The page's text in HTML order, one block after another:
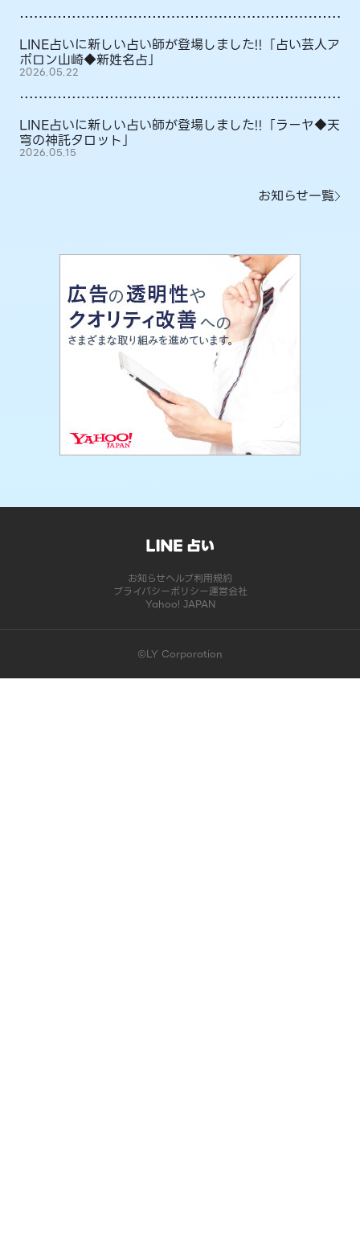
LINE占いに新しい占い師が登場しました!!「占い芸人ア
ポロン山崎◆新姓名占」
2026.05.22
LINE占いに新しい占い師が登場しました!!「ラーヤ◆天
穹の神託タロット」
2026.05.15
お知らせ一覧
お知らせヘルプ利用規約
プライバシーポリシー運営会社
Yahoo! JAPAN
©LY Corporation
このコンテンツは掲載が終了しました | LINE占い